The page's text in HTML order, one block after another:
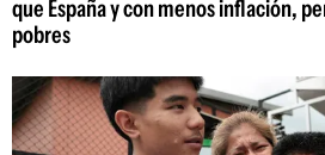
que España y con menos inflación,
pobres